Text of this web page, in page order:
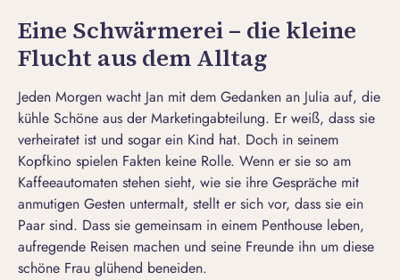
Eine Schwärmerei – die kleine
Flucht aus dem Alltag
Jeden Morgen wacht Jan mit dem Gedanken an Julia auf, die
kühle Schöne aus der Marketingabteilung. Er weiß, dass sie
verheiratet ist und sogar ein Kind hat. Doch in seinem
Kopfkino spielen Fakten keine Rolle. Wenn er sie so am
Kaffeeautomaten stehen sieht, wie sie ihre Gespräche mit
anmutigen Gesten untermalt, stellt er sich vor, dass sie ein
Paar sind. Dass sie gemeinsam in einem Penthouse leben,
aufregende Reisen machen und seine Freunde ihn um diese
schöne Frau glühend beneiden.